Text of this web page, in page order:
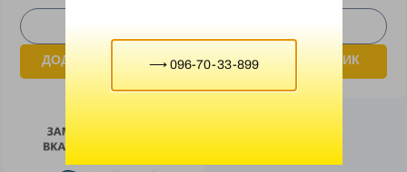
ДОДАТИ В КОШИК ДОДАТИ В КОШИК
⟶ 096-70-33-899